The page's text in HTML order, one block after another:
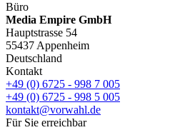
Büro
Media Empire GmbH
Hauptstrasse 54
55437 Appenheim
Deutschland
Kontakt
+49 (0) 6725 - 998 7 005
+49 (0) 6725 - 998 5 005
kontakt@vorwahl.de
Für Sie erreichbar